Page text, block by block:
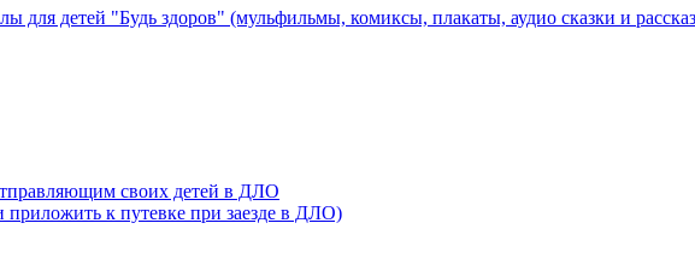
для детей "Будь здоров" (мульфильмы, комиксы, плакаты, аудио сказки и
своих детей в ДЛО
приложить к путевке при заезде в ДЛО)